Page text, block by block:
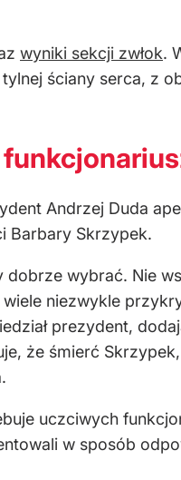
wyniki sekcji zwłok.
ściany serca, z
Andrzej Duda
Barbary Skrzypek.
wybrać. Nie
niezwykle
prezydent,
że śmierć
uczciwych
w sposób